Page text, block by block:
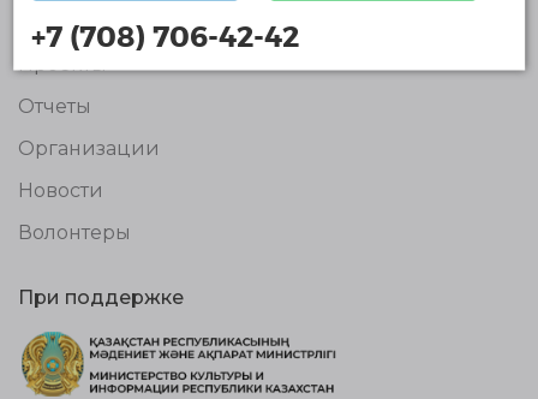
О нас
Отчеты
Организации
Новости
Волонтеры
При поддержке
+7 (708) 706-42-42